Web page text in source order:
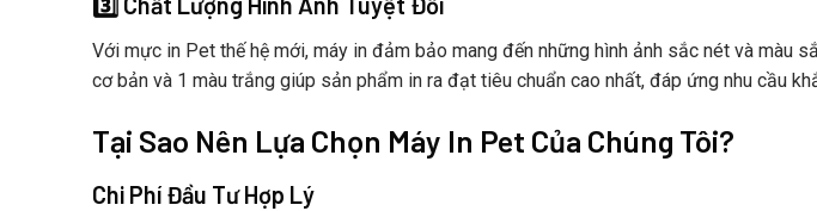
Với mực in Pet thế hệ mới, máy in đảm bảo mang đến những hình ảnh sắc nét và màu
cơ bản và 1 màu trắng giúp sản phẩm in ra đạt tiêu chuẩn cao nhất, đáp ứng nhu cầu
Tại Sao Nên Lựa Chọn Máy In Pet Của Chúng Tôi?
Chi Phí Đầu Tư Hợp Lý